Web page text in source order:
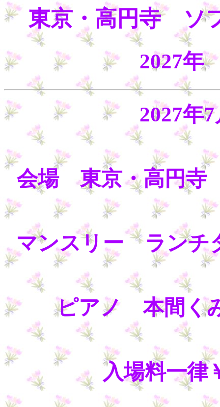
東京・高円寺 ソ
2027
2027年
会場 東京・高円寺
マンスリー ランチ
ピアノ 本間く
入場料一律